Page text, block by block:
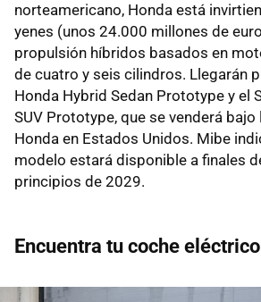
norteamericano, Honda está
yenes (unos 24.000 millones de
propulsión híbridos basados ​​en
de cuatro y seis cilindros. Llegarán
Honda Hybrid Sedan Prototype y el
SUV Prototype, que se venderá
Honda en Estados Unidos. Mibe
modelo estará disponible a finales
principios de 2029.
Encuentra tu coche eléctrico